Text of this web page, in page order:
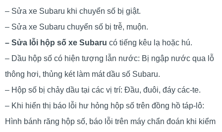
– Sửa xe Subaru khi chuyển số bị giật.
– Sửa xe Subaru chuyển số bị trễ, muộn.
– Sửa lỗi hộp số xe Subaru có tiếng kêu lạ hoặc hú.
– Dầu hộp số có hiện tượng lẫn nước: Bị ngập nước qua lỗ
thông hơi, thủng két làm mát dầu số Subaru.
– Hộp số bị chảy dầu tại các vị trí: Đầu, đuôi, đáy các-te.
– Khi hiển thị báo lỗi hư hỏng hộp số trên đồng hồ táp-lô:
Hình bánh răng hộp số, báo lỗi trên máy chẩn đoán khi kiểm